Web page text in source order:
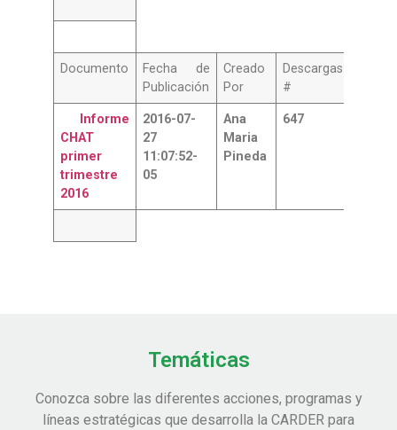
Documento
Fecha de
Publicación
Creado
Por
Descargas
#
Informe
CHAT
primer
trimestre
2016
2016-07-
27
11:07:52-
05
Ana
Maria
Pineda
647
Temáticas
Conozca sobre las diferentes acciones, programas y
líneas estratégicas que desarrolla la CARDER para